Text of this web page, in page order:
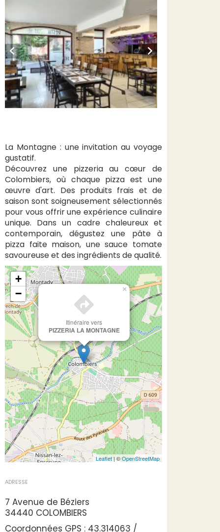
La Montagne : une invitation au voyage
gustatif.
Découvrez une pizzeria au cœur de
Colombiers, où chaque pizza est une
œuvre d'art. Des produits frais et de
saison sont soigneusement sélectionnés
pour vous offrir une expérience culinaire
unique. Dans un cadre chaleureux et
contemporain, dégustez une pâte à
pizza faite maison, une sauce tomate
savoureuse et des ingrédients de qualité.
Itinéraire vers
PIZZERIA LA MONTAGNE
×
+
−
Leaflet| ©OpenStreetMap
ADRESSE
7 Avenue de Béziers
34440 COLOMBIERS
Coordonnées GPS : 43.314063 /